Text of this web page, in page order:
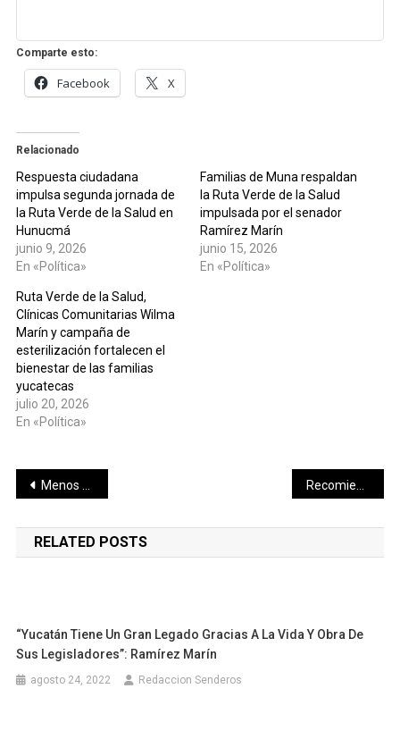
Comparte esto:
Facebook X
Relacionado
Respuesta ciudadana
impulsa segunda jornada de
la Ruta Verde de la Salud en
Hunucmá
junio 9, 2026
En «Política»
Familias de Muna respaldan
la Ruta Verde de la Salud
impulsada por el senador
Ramírez Marín
junio 15, 2026
En «Política»
Ruta Verde de la Salud,
Clínicas Comunitarias Wilma
Marín y campaña de
esterilización fortalecen el
bienestar de las familias
yucatecas
julio 20, 2026
En «Política»
Navegación
de
entradas
Menos pleitos políticos y más soluciones para las familias
RELATED POSTS
“Yucatán Tiene Un Gran Legado Gracias A La Vida Y Obra De
Sus Legisladores”: Ramírez Marín
agosto 24, 2022 Redaccion Senderos